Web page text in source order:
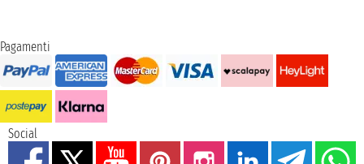
Pagamenti
Social